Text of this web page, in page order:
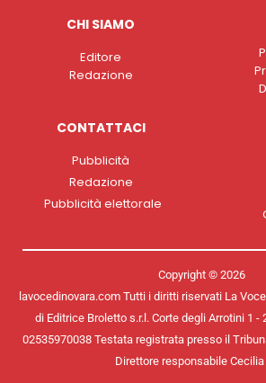
CHI SIAMO
Editore
Redazione
CONTATTACI
Pubblicità
Redazione
Pubblicità elettorale
Copyright © 2026
lavocedinovara.com Tutti i diritti riservati La
di Editrice Broletto s.r.l. Corte degli Arrotini 1 -
02535970038 Testata registrata presso il
Direttore responsabile Cecilia